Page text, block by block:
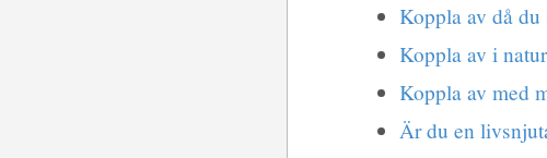
Koppla av då
Koppla av i
Koppla av med
Är du en